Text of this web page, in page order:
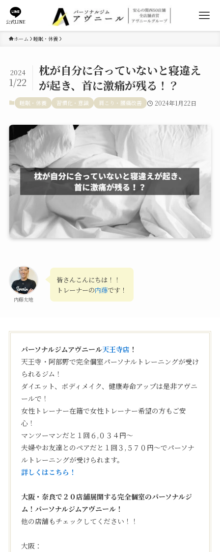
公式LINE
ホーム 睡眠・休養
枕が自分に合っていないと寝違え
が起き、首に激痛が残る！？
2024
1/22
睡眠・休養 習慣化・意識 肩こり・腰痛改善 2024年1月22日
内藤太地
皆さんこんにちは！！
トレーナーの内藤です！
パーソナルジムアヴニール天王寺店 ！
天王寺・阿部野で完全個室パーソナルトレーニングが受け
られるジム！
ダイエット、ボディメイク、健康寿命アップは是非アヴニ
ールで！
女性トレーナー在籍で女性トレーナー希望の方もご安
心！
マンツーマンだと１回６,０３４円〜
夫婦やお友達とのペアだと１回３,５７０円〜でパーソナ
ルトレーニングが受けられます。
詳しくはこちら！
大阪・奈良で２０店舗展開する完全個室のパーソナルジ
ム！パーソナルジムアヴニール！
他の店舗もチェックしてください！！
大阪：